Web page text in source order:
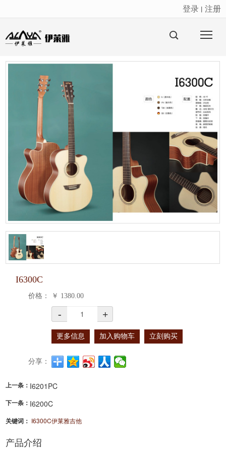
很遗憾，因您的浏览器版本过低导致无法获得最佳浏览体验，推荐下载安装谷歌浏览器！
登录 丨 注册
I6300C
价格： ￥ 1380.00
- +
更多信息 加入购物车 立刻购买
分享：
上一条： I6201PC
下一条： I6200C
关键词： I6300C伊莱雅吉他
产品介绍